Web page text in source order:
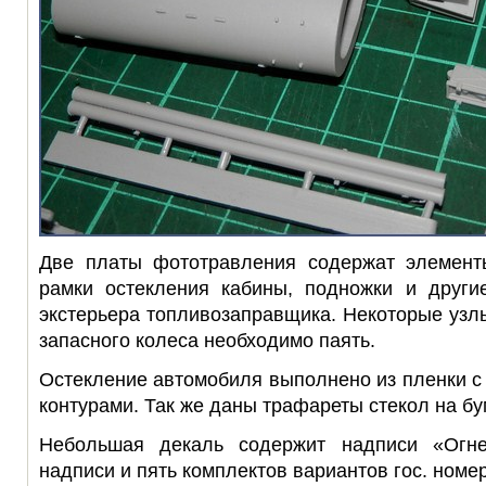
Две платы фототравления содержат
рамки остекления кабины, подножки и
экстерьера топливозаправщика. Некоторые
запасного колеса необходимо паять.
Остекление автомобиля выполнено из пленки
контурами. Так же даны трафареты стекол на
Небольшая декаль содержит надписи
надписи и пять комплектов вариантов гос.